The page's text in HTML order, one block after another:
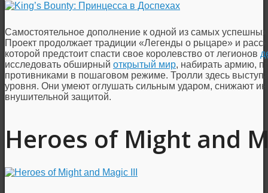
Самостоятельное дополнение к одной из самых
Проект продолжает традиции «Легенды о рыцаре» и
которой предстоит спасти свое королевство от легионов
исследовать обширный открытый мир, набирать армию,
противниками в пошаговом режиме. Тролли здесь
уровня. Они умеют оглушать сильным ударом, снижают
внушительной защитой.
Heroes of Might and